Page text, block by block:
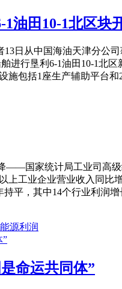
油田10-1北区块
日从中国海油天津分公
舶进行垦利6-1油田10-1
施包括1座生产辅助平台
——国家统计局工业司高
工业企业营业收入同比
平，其中14个行业利润
能源利润
命运共同体”